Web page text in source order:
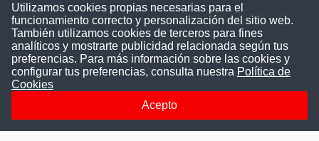
Convocatoriasdetrabajo.com
ConvocatoriasDeTrabajo.com es una plataforma informativa
la difusión y transparencia de los concursos públicos, además
ayudamos a las instituciones a encontrar a los mejores
talentos. A nuestros usuarios le brindamos en un solo lugar
Utilizamos cookies propias necesarias para el
funcionamiento correcto y personalización del sitio web.
También utilizamos cookies de terceros para fines
analíticos y mostrarte publicidad relacionada según tus
preferencias. Para más información sobre las cookies y
configurar tus preferencias, consulta nuestra Política de
Cookies
Acepto